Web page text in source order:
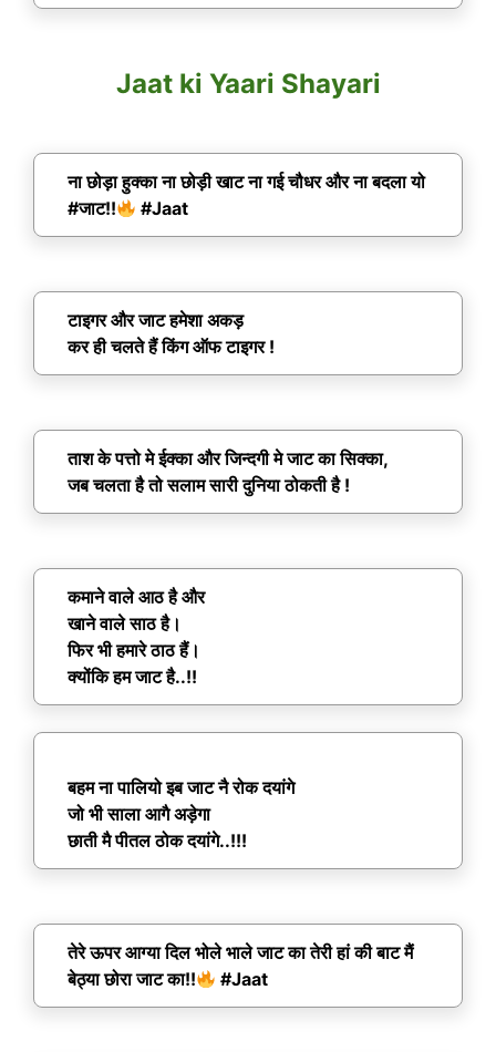
Jaat ki Yaari Shayari
ना छोड़ा हुक्का ना छोड़ी खाट ना गई चौधर और ना बदला यो
#जाट!!
#Jaat
टाइगर और जाट हमेशा अकड़
कर ही चलते हैं किंग ऑफ टाइगर !
ताश के पत्तो मे ईक्का और जिन्दगी मे जाट का सिक्का,
जब चलता है तो सलाम सारी दुनिया ठोकती है !
कमाने वाले आठ है और
खाने वाले साठ है।
फिर भी हमारे ठाठ हैं।
क्योंकि हम जाट है..!!
बहम ना पालियो इब जाट नै रोक दयांगे
जो भी साला आगै अड़ेगा
छाती मै पीतल ठोक दयांगे..!!!
तेरे ऊपर आग्या दिल भोले भाले जाट का तेरी हां की बाट मैं
बेठ्या छोरा जाट का!!
#Jaat